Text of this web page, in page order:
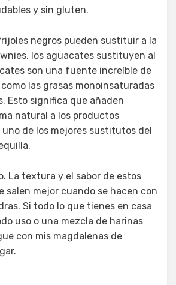
y sin gluten.
negros pueden sustituir a la
los aguacates sustituyen al
son una fuente increíble de
como las grasas monoinsaturadas
Esto significa que añaden
natural a los productos
uno de los mejores sustitutos del
La textura y el sabor de estos
salen mejor cuando se hacen con
Si todo lo que tienes en casa
uso o una mezcla de harinas
con mis magdalenas de